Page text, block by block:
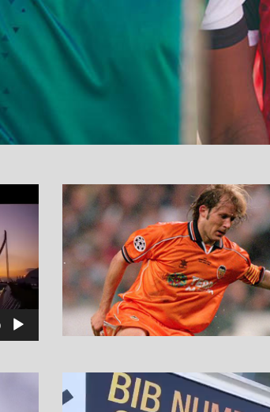
ویدیو